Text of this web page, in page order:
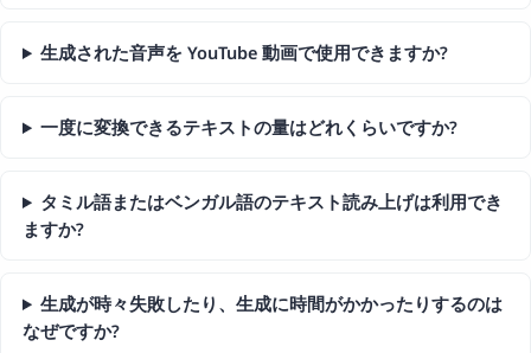
生成された音声を YouTube 動画で使用できますか?
一度に変換できるテキストの量はどれくらいですか?
タミル語またはベンガル語のテキスト読み上げは利用でき
ますか?
生成が時々失敗したり、生成に時間がかかったりするのは
なぜですか?